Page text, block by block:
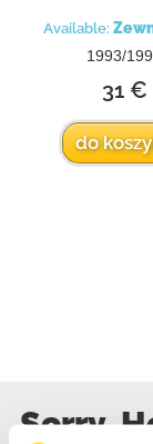
Available:
1993/
31 €
do
Sorry,